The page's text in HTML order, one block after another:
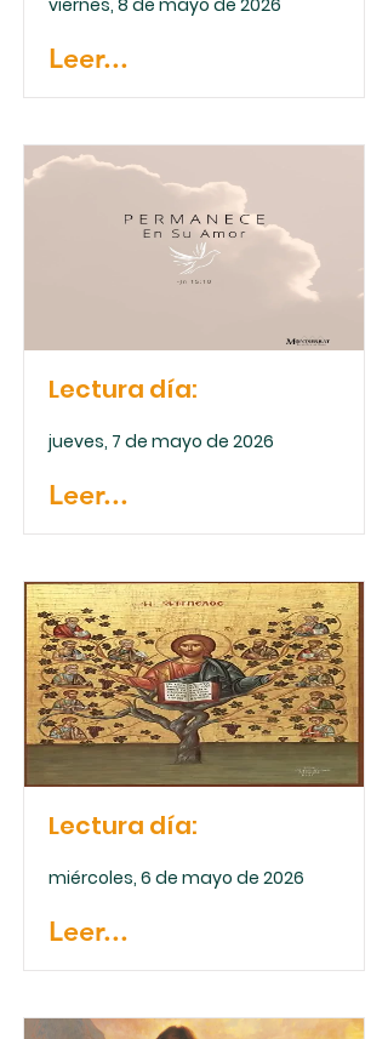
viernes, 8 de mayo de 2026
Leer...
Lectura día:
jueves, 7 de mayo de 2026
Leer...
Lectura día:
miércoles, 6 de mayo de 2026
Leer...